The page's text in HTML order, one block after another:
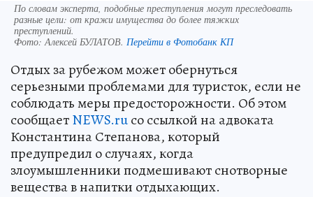
По словам эксперта, подобные преступления могут преследовать
разные цели: от кражи имущества до более тяжких
преступлений.
Фото: Алексей БУЛАТОВ. Перейти в Фотобанк КП
Отдых за рубежом может обернуться
серьезными проблемами для туристок, если не
соблюдать меры предосторожности. Об этом
сообщаетNEWS.ruсо ссылкой на адвоката
Константина Степанова, который
предупредил о случаях, когда
злоумышленники подмешивают снотворные
вещества в напитки отдыхающих.